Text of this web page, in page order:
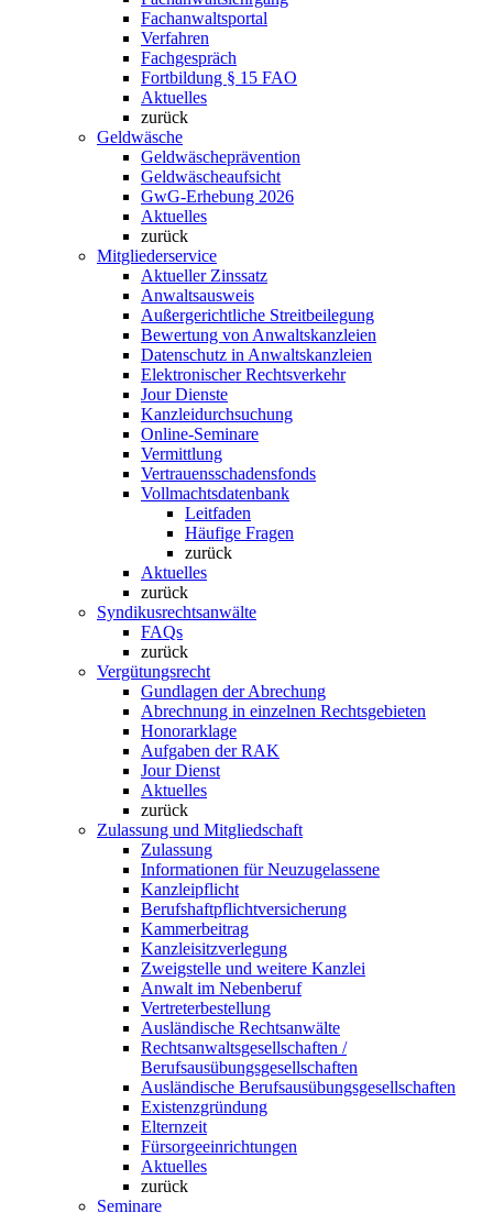
Fachanwaltsportal
Verfahren
Fachgespräch
Fortbildung § 15 FAO
Aktuelles
zurück
Geldwäsche
Geldwäscheprävention
Geldwäscheaufsicht
GwG-Erhebung 2026
Aktuelles
zurück
Mitgliederservice
Aktueller Zinssatz
Anwaltsausweis
Außergerichtliche Streitbeilegung
Bewertung von Anwaltskanzleien
Datenschutz in Anwaltskanzleien
Elektronischer Rechtsverkehr
Jour Dienste
Kanzleidurchsuchung
Online-Seminare
Vermittlung
Vertrauensschadensfonds
Vollmachtsdatenbank
Leitfaden
Häufige Fragen
zurück
Aktuelles
zurück
Syndikusrechtsanwälte
FAQs
zurück
Vergütungsrecht
Gundlagen der Abrechung
Abrechnung in einzelnen Rechtsgebieten
Honorarklage
Aufgaben der RAK
Jour Dienst
Aktuelles
zurück
Zulassung und Mitgliedschaft
Zulassung
Informationen für Neuzugelassene
Kanzleipflicht
Berufshaftpflichtversicherung
Kammerbeitrag
Kanzleisitzverlegung
Zweigstelle und weitere Kanzlei
Anwalt im Nebenberuf
Vertreterbestellung
Ausländische Rechtsanwälte
Rechtsanwaltsgesellschaften /
Berufsausübungsgesellschaften
Ausländische Berufsausübungsgesellschaften
Existenzgründung
Elternzeit
Fürsorgeeinrichtungen
Aktuelles
zurück
Seminare